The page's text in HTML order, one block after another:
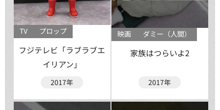
TV プロップ
フジテレビ「ラブラブエ
イリアン」
2017年
映画 ダミー（人間）
家族はつらいよ2
2017年